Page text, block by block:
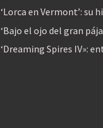
‘Lorca en Vermont’: su
‘Bajo el ojo del gran
‘Dreaming Spires IV»: